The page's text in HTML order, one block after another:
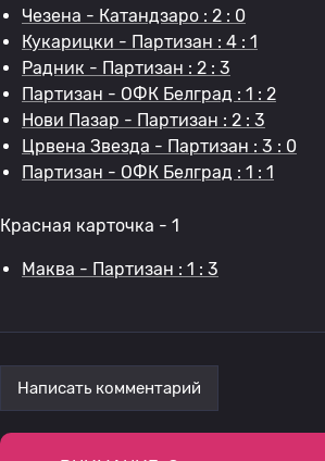
Чезена - Катандзаро : 2 : 0
Кукарицки - Партизан : 4 : 1
Радник - Партизан : 2 : 3
Партизан - ОФК Белград : 1 : 2
Нови Пазар - Партизан : 2 : 3
Црвена Звезда - Партизан : 3 : 0
Партизан - ОФК Белград : 1 : 1
Красная карточка - 1
Маква - Партизан : 1 : 3
Написать комментарий